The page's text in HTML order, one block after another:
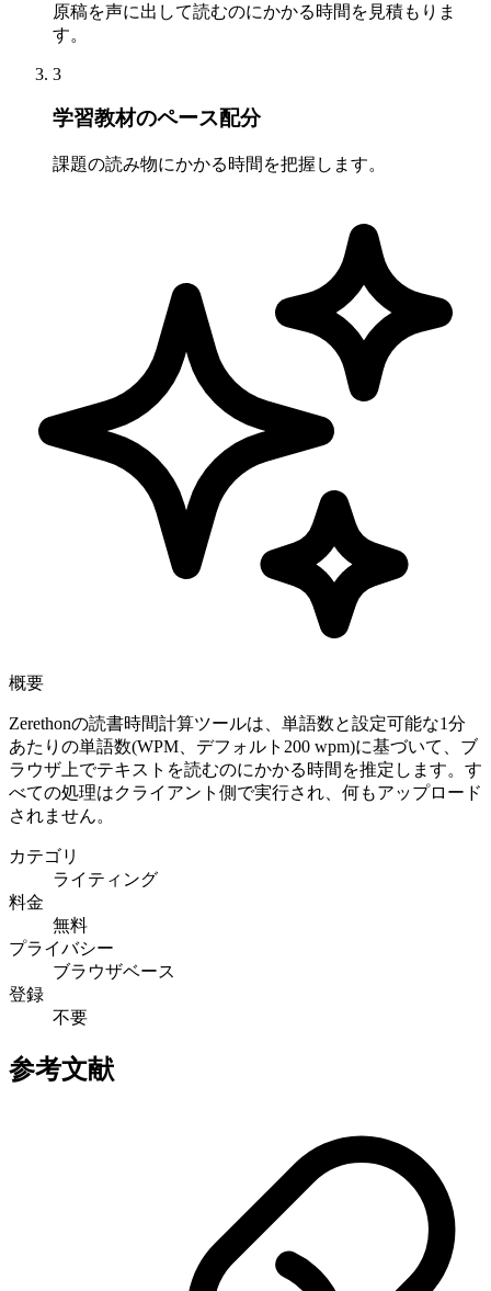
原稿を声に出して読むのにかかる時間を見積もりま
す。
3
学習教材のペース配分
課題の読み物にかかる時間を把握します。
概要
Zerethonの読書時間計算ツールは、単語数と設定可能な1分
あたりの単語数(WPM、デフォルト200 wpm)に基づいて、ブ
ラウザ上でテキストを読むのにかかる時間を推定します。す
べての処理はクライアント側で実行され、何もアップロード
されません。
カテゴリ
ライティング
料金
無料
プライバシー
ブラウザベース
登録
不要
参考文献